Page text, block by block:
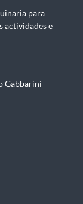
para
actividades e
Gabbarini -